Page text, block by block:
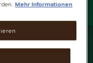
Mehr Informationen